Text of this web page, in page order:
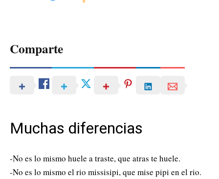
Comparte
Muchas diferencias
-No es lo mismo huele a traste, que atras te huele.
-No es lo mismo el rio missisipi, que mise pipi en el rio.